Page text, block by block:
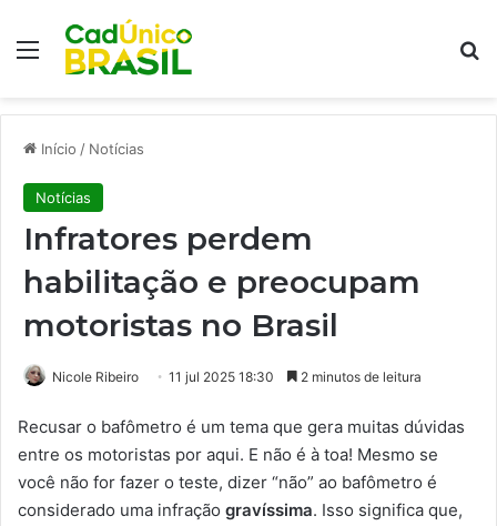
Menu
Início / Notícias
Notícias
Infratores perdem
habilitação e preocupam
motoristas no Brasil
Nicole Ribeiro 11 jul 2025 18:30 2 minutos de leitura
Recusar o bafômetro é um tema que gera muitas dúvidas
entre os motoristas por aqui. E não é à toa! Mesmo se
você não for fazer o teste, dizer “não” ao bafômetro é
considerado uma infração gravíssima. Isso significa que,